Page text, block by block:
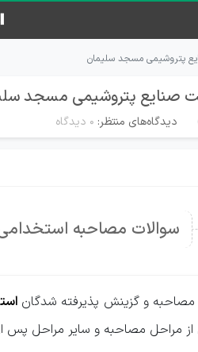
پتروشیمی مسجد سلیمان
صنایع پتروشیمی مسجد
دیدگاه‌های منتظر: ۰ دیدگاه
سوالات مصاحبه
و گزینش پذیرفته شدگان
از مراحل مصاحبه و سایر مراحل پس